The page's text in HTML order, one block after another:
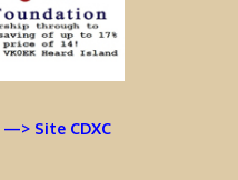
Site CDXC